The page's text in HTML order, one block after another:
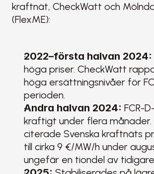
kraftnät, CheckWatt och
(FlexME):
2022–första halvan 2024:
höga priser. CheckWatt
höga ersättningsnivåer för
perioden.
Andra halvan 2024: FCR-
kraftigt under flera
citerade Svenska kraftnäts
till cirka 9 €/MW/h under
ungefär en tiondel av